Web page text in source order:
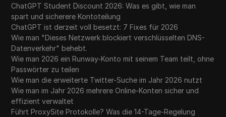
ChatGPT Student Discount 2026: Was es gibt, wie man
spart und sicherere Kontoteilung
ChatGPT ist derzeit voll besetzt: 7 Fixes für 2026
Wie man "Dieses Netzwerk blockiert verschlüsselten DNS-
Datenverkehr" behebt.
Wie man 2026 ein Runway-Konto mit seinem Team teilt, ohne
Passwörter zu teilen
Wie man die erweiterte Twitter-Suche im Jahr 2026 nutzt
Wie man im Jahr 2026 mehrere Online-Konten sicher und
effizient verwaltet
Führt ProxySite Protokolle? Was die 14-Tage-Regelung